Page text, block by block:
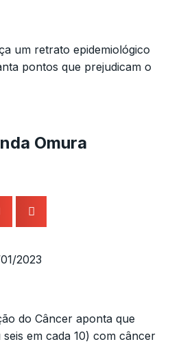
um retrato epidemiológico
pontos que prejudicam o
Omura
2023
do Câncer aponta que
em cada 10) com câncer